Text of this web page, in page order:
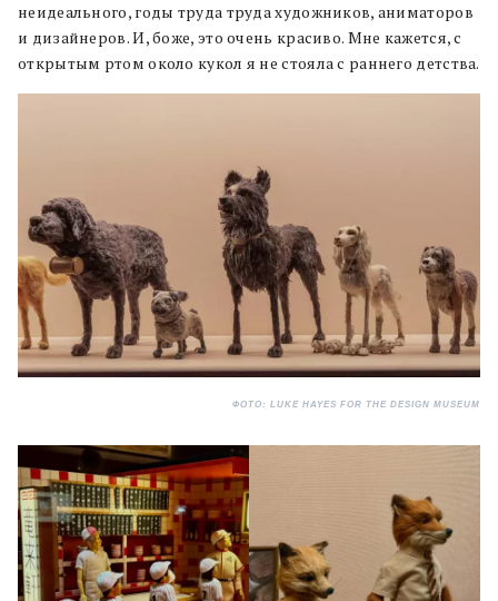
неидеального, годы труда труда художников, аниматоров
и дизайнеров. И, боже, это очень красиво. Мне кажется, с
открытым ртом около кукол я не стояла с раннего детства.
ФОТО: LUKE HAYES FOR THE DESIGN MUSEUM